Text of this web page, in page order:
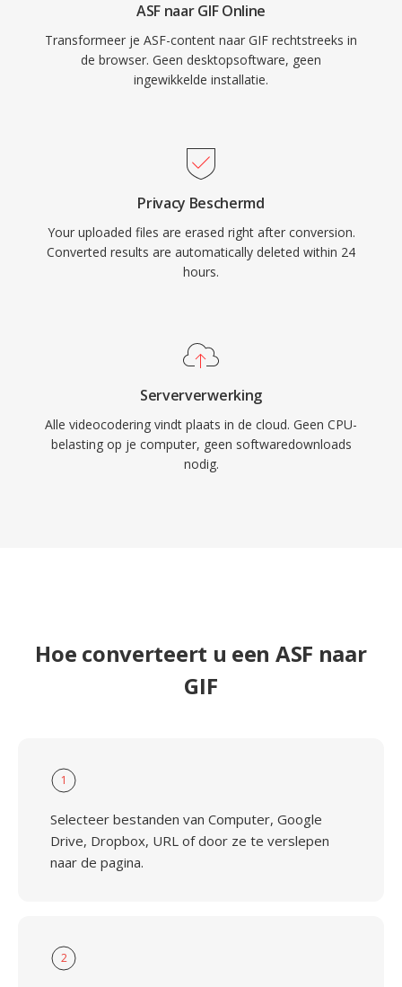
ASF naar GIF Online
Transformeer je ASF-content naar GIF rechtstreeks in
de browser. Geen desktopsoftware, geen
ingewikkelde installatie.
Privacy Beschermd
Your uploaded files are erased right after conversion.
Converted results are automatically deleted within 24
hours.
Serververwerking
Alle videocodering vindt plaats in de cloud. Geen CPU-
belasting op je computer, geen softwaredownloads
nodig.
Hoe converteert u een ASF naar
GIF
1
Selecteer bestanden van Computer, Google
Drive, Dropbox, URL of door ze te verslepen
naar de pagina.
2